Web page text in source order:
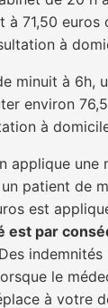
à 71,50
à
minuit à 6h,
environ
à
applique une
patient de
est
est par
le
à votre